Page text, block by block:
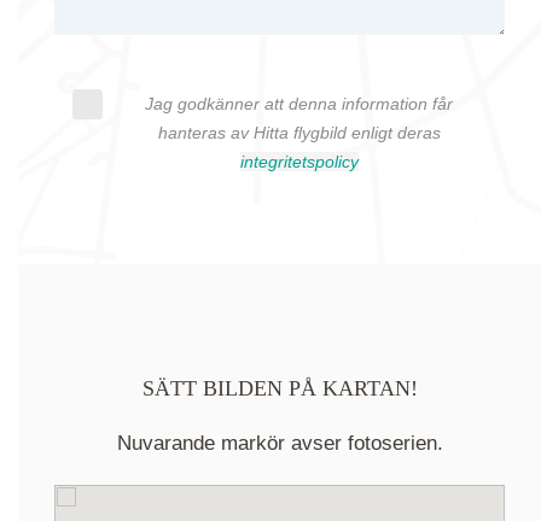
Jag godkänner att denna information får
hanteras av Hitta flygbild enligt deras
integritetspolicy
SÄTT BILDEN PÅ KARTAN!
Nuvarande markör avser fotoserien.